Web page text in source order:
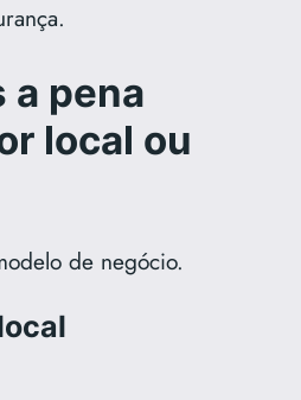
a pena
local ou
de negócio.